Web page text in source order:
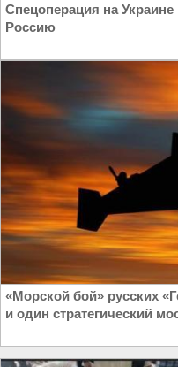
Спецоперация на
Россию
«Морской бой» русских
и один стратегический